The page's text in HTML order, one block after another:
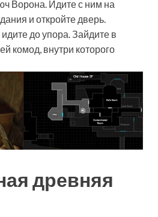
Ворона. Идите с ним на
и откройте дверь.
до упора. Зайдите в
комод, внутри которого
древняя